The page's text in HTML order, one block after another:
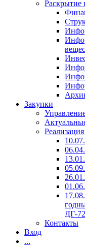
Раскрытие
Закупки
ДГ-72
Контакты
Вход
...